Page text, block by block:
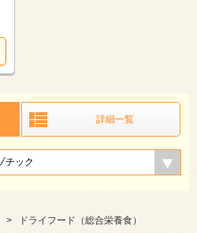
詳細一覧
>
ドライフード（総合栄養食）